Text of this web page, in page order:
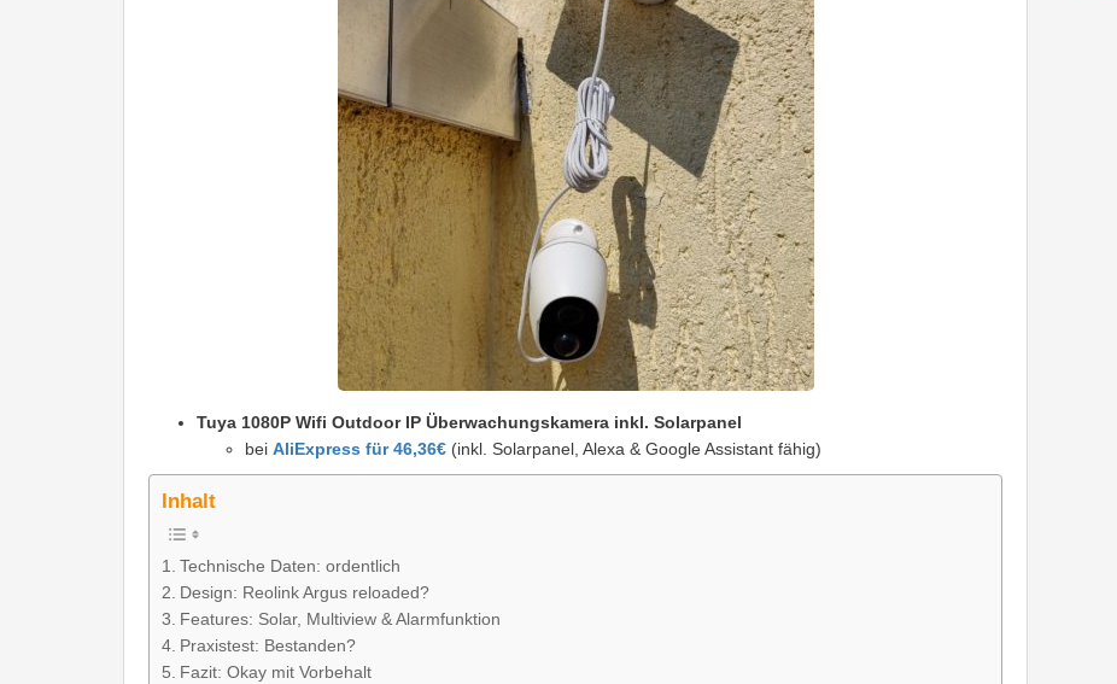
Tuya 1080P Wifi Outdoor IP Überwachungskamera inkl. Solarpanel
bei AliExpress für 46,36€ (inkl. Solarpanel, Alexa & Google Assistant fähig)
Inhalt
Technische Daten: ordentlich
Design: Reolink Argus reloaded?
Features: Solar, Multiview & Alarmfunktion
Praxistest: Bestanden?
Fazit: Okay mit Vorbehalt